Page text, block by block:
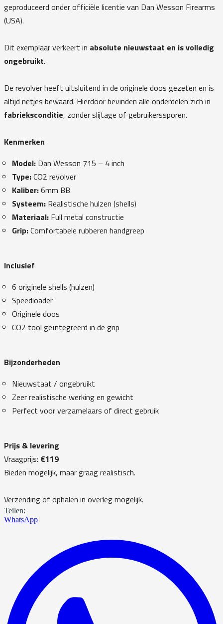
geproduceerd onder officiële licentie van Dan Wesson Firearms
(USA).
Dit exemplaar verkeert in absolute nieuwstaat en is volledig
ongebruikt.
De revolver heeft uitsluitend in de originele doos gezeten en is
altijd netjes bewaard. Hierdoor bevinden alle onderdelen zich in
fabrieksconditie, zonder slijtage of gebruikerssporen.
Kenmerken
Model: Dan Wesson 715 – 4 inch
Type:CO2 revolver
Kaliber:6mm BB
Systeem: Realistische hulzen (shells)
Materiaal: Full metal constructie
Grip:Comfortabele rubberen handgreep
Inclusief
6 originele shells (hulzen)
Speedloader
Originele doos
CO2 tool geïntegreerd in de grip
Bijzonderheden
Nieuwstaat / ongebruikt
Zeer realistische werking en gewicht
Perfect voor verzamelaars of direct gebruik
Prijs & levering
Vraagprijs: €119
Bieden mogelijk, maar graag realistisch.
Verzending of ophalen in overleg mogelijk.
Teilen:
WhatsApp